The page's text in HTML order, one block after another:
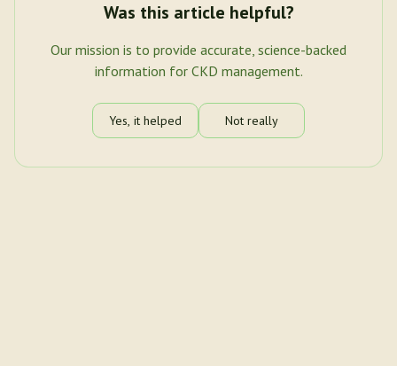
Was this article helpful?
Our mission is to provide accurate, science-backed
information for CKD management.
Yes, it helped Not really